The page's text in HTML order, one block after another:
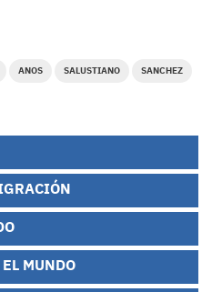
ANOS SALUSTIANO SANCHEZ
MUNDO